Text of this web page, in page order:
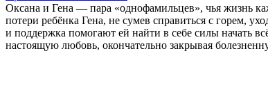
Оксана и Гена — пара «однофамильцев», чья жизнь
потери ребёнка Гена, не сумев справиться с горем,
и поддержка помогают ей найти в себе силы начать
настоящую любовь, окончательно закрывая